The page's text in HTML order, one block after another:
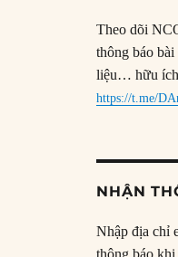
Theo dõi
thông báo
liệu… hữu
https://t.me/
NHẬN
Nhập địa chỉ